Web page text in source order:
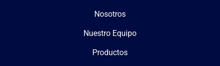
Nosotros
Nuestro Equipo
Productos